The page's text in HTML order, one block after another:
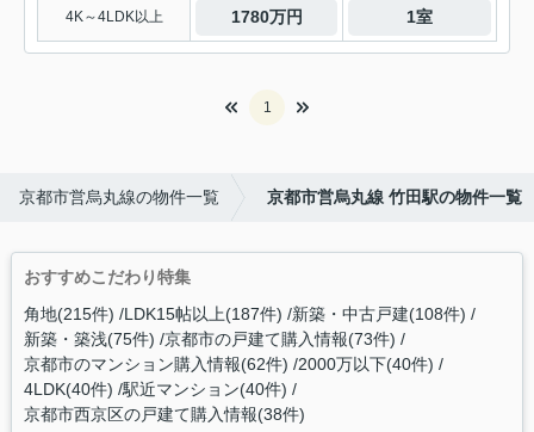
4K～4LDK以上 1780万円 1室
1
京都市営烏丸線の物件一覧 京都市営烏丸線 竹田駅の物件一覧
おすすめこだわり特集
角地(215件) LDK15帖以上(187件) 新築・中古戸建(108件)
新築・築浅(75件) 京都市の戸建て購入情報(73件)
京都市のマンション購入情報(62件) 2000万以下(40件)
4LDK(40件) 駅近マンション(40件)
京都市西京区の戸建て購入情報(38件)